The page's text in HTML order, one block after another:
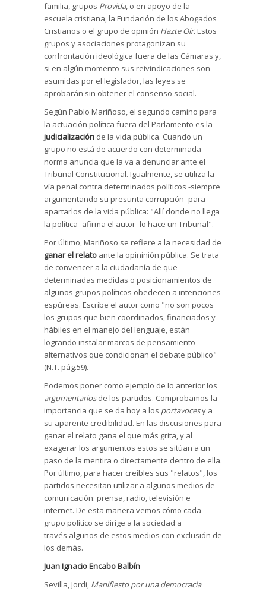
familia, grupos Provida, o en apoyo de la
escuela cristiana, la Fundación de los Abogados
Cristianos o el grupo de opinión Hazte Oir.Estos
grupos y asociaciones protagonizan su
confrontación ideológica fuera de las Cámaras y,
si en algún momento sus reivindicaciones son
asumidas por el legislador, las leyes se
aprobarán sin obtener el consenso social.
Según Pablo Mariñoso, el segundo camino para
la actuación política fuera del Parlamento es la
judicialización de la vida pública. Cuando un
grupo no está de acuerdo con determinada
norma anuncia que la va a denunciar ante el
Tribunal Constitucional. Igualmente, se utiliza la
vía penal contra determinados políticos -siempre
argumentando su presunta corrupción- para
apartarlos de la vida pública: "Allí donde no llega
la política -afirma el autor- lo hace un Tribunal".
Por último, Mariñoso se refiere a la necesidad de
ganar el relato ante la opininión pública. Se trata
de convencer a la ciudadanía de que
determinadas medidas o posicionamientos de
algunos grupos políticos obedecen a intenciones
espúreas. Escribe el autor como "no son pocos
los grupos que bien coordinados, financiados y
hábiles en el manejo del lenguaje, están
logrando instalar marcos de pensamiento
alternativos que condicionan el debate público"
(N.T. pág.59).
Podemos poner como ejemplo de lo anterior los
argumentariosde los partidos. Comprobamos la
importancia que se da hoy a los portavocesy a
su aparente credibilidad. En las discusiones para
ganar el relato gana el que más grita, y al
exagerar los argumentos estos se sitúan a un
paso de la mentira o directamente dentro de ella.
Por último, para hacer creíbles sus "relatos", los
partidos necesitan utilizar a algunos medios de
comunicación: prensa, radio, televisión e
internet. De esta manera vemos cómo cada
grupo político se dirige a la sociedad a
través algunos de estos medios con exclusión de
los demás.
Juan Ignacio Encabo Balbín
Sevilla, Jordi, Manifiesto por una democracia